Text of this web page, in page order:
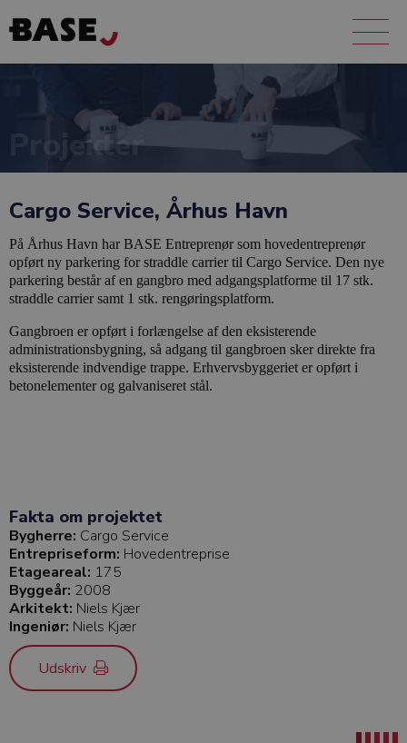
Projekter
Cargo Service, Århus Havn
På Århus Havn har BASE Entreprenør som hovedentreprenør
opført ny parkering for straddle carrier til Cargo Service. Den nye
parkering består af en gangbro med adgangsplatforme til 17 stk.
straddle carrier samt 1 stk. rengøringsplatform.
Gangbroen er opført i forlængelse af den eksisterende
administrationsbygning, så adgang til gangbroen sker direkte fra
eksisterende indvendige trappe. Erhvervsbyggeriet er opført i
betonelementer og galvaniseret stål.
Fakta om projektet
Bygherre: Cargo Service
Entrepriseform: Hovedentreprise
Etageareal: 175
Byggeår: 2008
Arkitekt: Niels Kjær
Ingeniør: Niels Kjær
Udskriv